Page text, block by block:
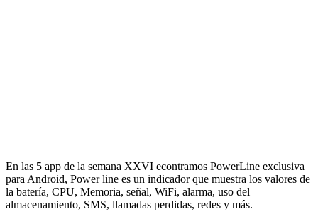
En las 5 app de la semana XXVI econtramos PowerLine exclusiva
para Android, Power line es un indicador que muestra los valores de
la batería, CPU, Memoria, señal, WiFi, alarma, uso del
almacenamiento, SMS, llamadas perdidas, redes y más.